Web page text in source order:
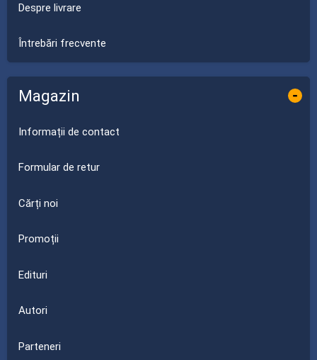
Despre livrare
Întrebări frecvente
Magazin -
Informații de contact
Formular de retur
Cărți noi
Promoții
Edituri
Autori
Parteneri